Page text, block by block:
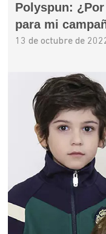
Polyspun:
para mi
13 de octubre de